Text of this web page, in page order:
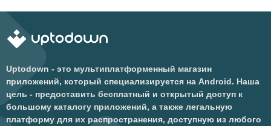
вашем Android
Uptodown - это мультиплатформенный магазин
приложений, который специализируется на Android. Наша
цель - предоставить бесплатный и открытый доступ к
большому каталогу приложений, а также легальную
платформу для их распространения, доступную из любого